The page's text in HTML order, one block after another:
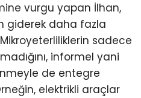
vurgu yapan İlhan,
giderek daha fazla
sadece
informel yani
de entegre
elektrikli araçlar